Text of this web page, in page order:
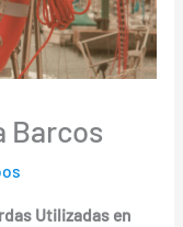
Barcos
Utilizadas en